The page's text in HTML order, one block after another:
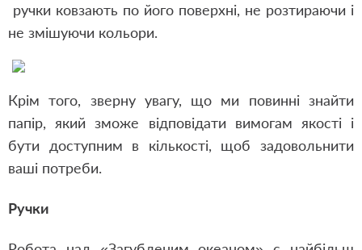
ручки ковзають по його поверхні, не розтираючи і
не змішуючи кольори.
Крім того, зверну увагу, що ми повинні знайти
папір, який зможе відповідати вимогам якості і
бути доступним в кількості, щоб задовольнити
ваші потреби.
Ручки